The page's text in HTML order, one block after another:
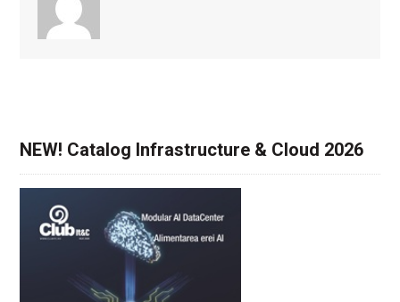
NEW! Catalog Infrastructure & Cloud 2026